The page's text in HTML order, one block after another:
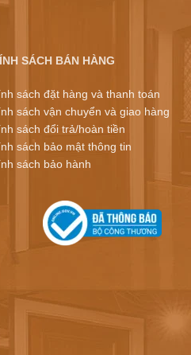
SÁCH BÁN HÀNG
sách đặt hàng và thanh toán
sách vận chuyển và giao hàng
sách đổi trả/hoàn tiền
sách bảo mật thông tin
sách bảo hành